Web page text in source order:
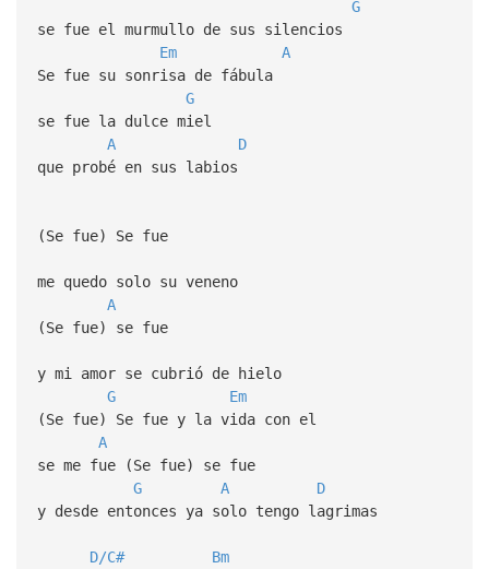
G
se fue el murmullo de sus silencios
Em
A
Se fue su sonrisa de fábula
G
se fue la dulce miel
A
D
que probé en sus labios
(Se fue) Se fue
me quedo solo su veneno
A
(Se fue) se fue
y mi amor se cubrió de hielo
G
Em
(Se fue) Se fue y la vida con el
A
se me fue (Se fue) se fue
G
A
D
y desde entonces ya solo tengo lagrimas
D/C#
Bm